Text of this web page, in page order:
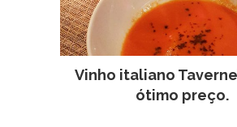
Vinho italiano
ótimo preço.